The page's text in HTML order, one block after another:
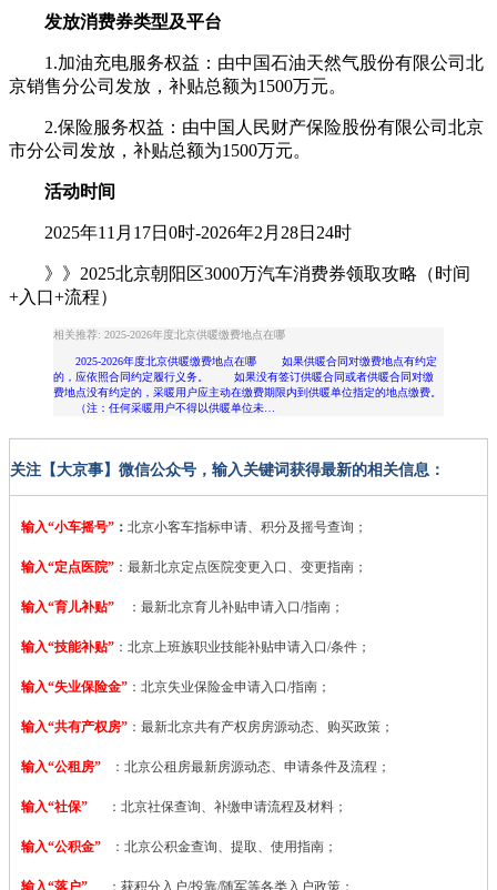
发放消费券类型及平台
1.加油充电服务权益：由中国石油天然气股份有限公司北
京销售分公司发放，补贴总额为1500万元。
2.保险服务权益：由中国人民财产保险股份有限公司北京
市分公司发放，补贴总额为1500万元。
活动时间
2025年11月17日0时-2026年2月28日24时
》》2025北京朝阳区3000万汽车消费券领取攻略（时间
+入口+流程）
相关推荐: 2025-2026年度北京供暖缴费地点在哪
2025-2026年度北京供暖缴费地点在哪 如果供暖合同对缴费地点有约定
的，应依照合同约定履行义务。 如果没有签订供暖合同或者供暖合同对缴
费地点没有约定的，采暖用户应主动在缴费期限内到供暖单位指定的地点缴费。
（注：任何采暖用户不得以供暖单位未…
关注【大京事】微信公众号，输入关键词获得最新的相关信息：
输入“小车摇号” ： 北京小客车指标申请、积分及摇号查询；
输入“定点医院” ： 最新北京定点医院变更入口、变更指南；
输入“育儿补贴” ：最新北京育儿补贴申请入口/指南；
输入“技能补贴” ： 北京上班族职业技能补贴申请入口/条件；
输入“失业保险金” ：北京失业保险金申请入口/指南；
输入“共有产权房” ：最新北京共有产权房房源动态、购买政策；
输入“公租房” ：北京公租房最新房源动态、申请条件及流程；
输入“社保” ：北京社保查询、补缴申请流程及材料；
输入“公积金” ：北京公积金查询、提取、使用指南；
输入“落户” ：获积分入户/投靠/随军等各类入户政策；